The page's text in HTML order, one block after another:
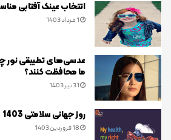
انتخاب عینک آفتابی
1 مرداد 1403
عدسی‌های تطبیقی نور
ما محافظت کنند؟
31 تیر 1403
روز جهانی سلامتی 1403
18 فروردین 1403